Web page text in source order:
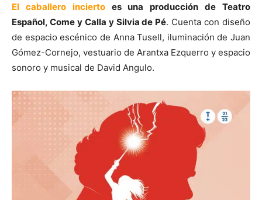
El caballero inciertoes una producción de Teatro
Español, Come y Calla y Silvia de Pé. Cuenta con diseño
de espacio escénico de Anna Tusell, iluminación de Juan
Gómez-Cornejo, vestuario de Arantxa Ezquerro y espacio
sonoro y musical de David Angulo.